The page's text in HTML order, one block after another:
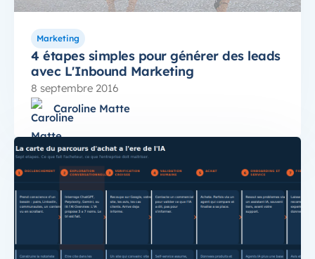
Marketing
4 étapes simples pour générer des leads
avec L'Inbound Marketing
8 septembre 2016
Caroline Matte